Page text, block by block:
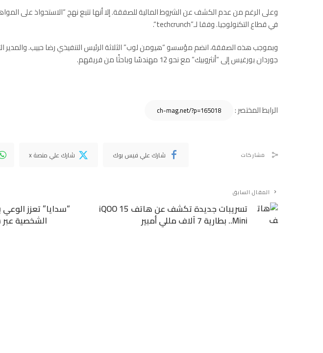
في قطاع التكنولوجيا. وفقا لـ”techcrunch“.
وبموجب هذه الصفقة، انضم مؤسسو “هيومن لوب” الثلاثة الرئيس التنفيذي رضا حبيب. والمدير
جوردان بورغيس إلى “أنثروبيك” مع نحو 12 مهندسًا وباحثًا من فريقهم.
الرابط المختصر :
مشاركات شارك علي فيس بوك شارك علي منصة x
المقال السابق
تسريبات جديدة تكشف عن هاتف iQOO 15
Mini.. بطارية 7 آلاف مللي أمبير
“سدايا” تعزز الوعي
الشخصية